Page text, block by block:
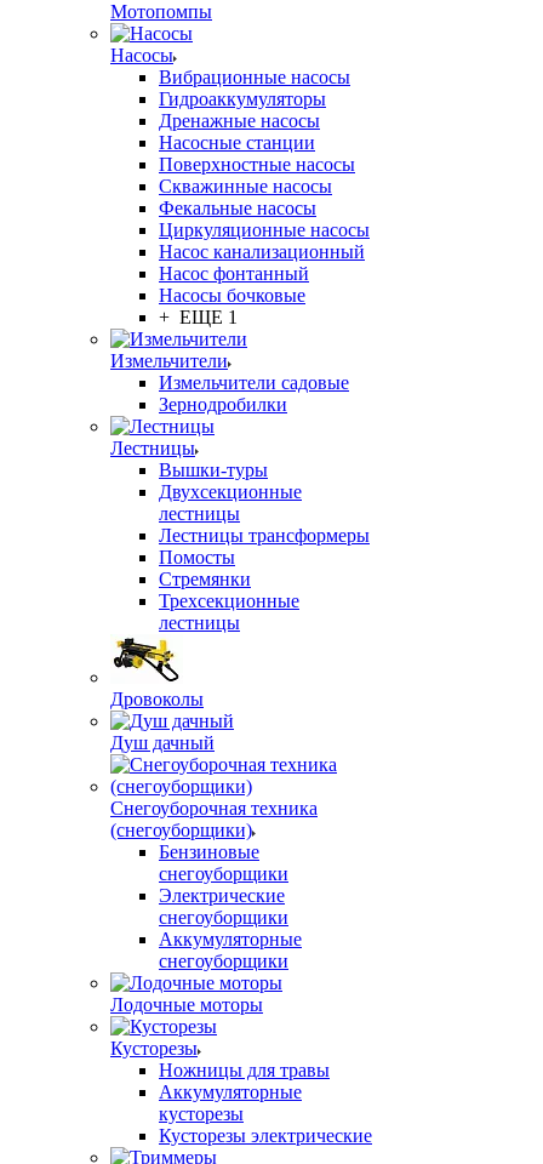
Мотопомпы
Насосы
Вибрационные насосы
Гидроаккумуляторы
Дренажные насосы
Насосные станции
Поверхностные насосы
Скважинные насосы
Фекальные насосы
Циркуляционные насосы
Насос канализационный
Насос фонтанный
Насосы бочковые
+ ЕЩЕ 1
Измельчители
Измельчители садовые
Зернодробилки
Лестницы
Вышки-туры
Двухсекционные
лестницы
Лестницы трансформеры
Помосты
Стремянки
Трехсекционные
лестницы
Дровоколы
Душ дачный
Снегоуборочная техника
(снегоуборщики)
Бензиновые
снегоуборщики
Электрические
снегоуборщики
Аккумуляторные
снегоуборщики
Лодочные моторы
Кусторезы
Ножницы для травы
Аккумуляторные
кусторезы
Кусторезы электрические